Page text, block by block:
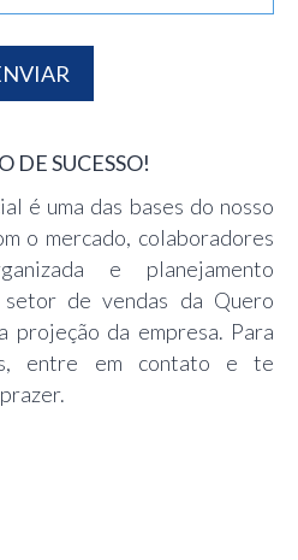
DE SUCESSO!
é uma das bases do nosso
o mercado, colaboradores
e planejamento
de vendas da Quero
projeção da empresa. Para
entre em contato e te